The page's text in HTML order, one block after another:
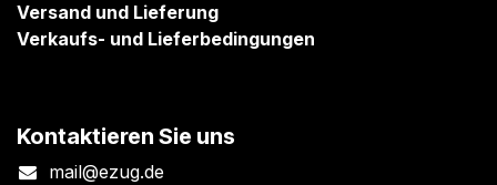
Versand und Lieferung
Verkaufs- und Lieferbedingungen
Kontaktieren Sie uns
mail@ezug.de